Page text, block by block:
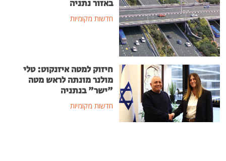
באזור נתניה
חדשות מקומיות
חיזוק למטה איזנקוט: טלי
מולנר מונתה לראש מטה
"ישר" בנתניה
חדשות מקומיות